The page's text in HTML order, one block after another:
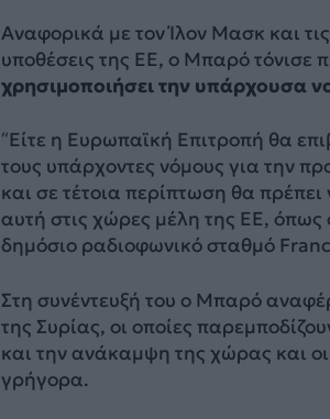
Αναφορικά με τον Ίλον Μασκ και
υποθέσεις της ΕΕ, ο Μπαρό τόνισε
χρησιμοποιήσει την υπάρχουσα
“Είτε η Ευρωπαϊκή Επιτροπή θα
τους υπάρχοντες νόμους για την
και σε τέτοια περίπτωση θα
αυτή στις χώρες μέλη της ΕΕ,
δημόσιο ραδιοφωνικό σταθμό
Στη συνέντευξή του ο Μπαρό
της Συρίας, οι οποίες
και την ανάκαμψη της χώρας και
γρήγορα.